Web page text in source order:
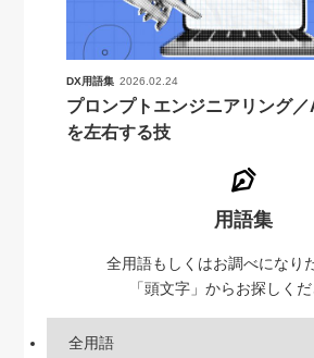
DX用語集 2026.02.24
プロンプトエンジニアリング
を左右する技
用語集
全用語もしくはお調べになり
「頭文字」からお探しくだ
全用語